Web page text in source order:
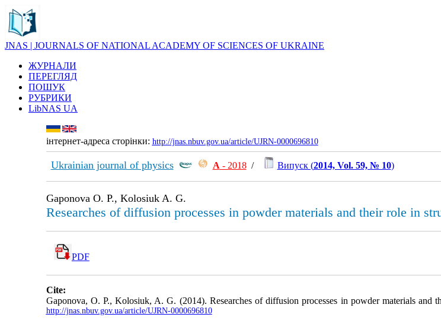
JNAS | JOURNALS OF NATIONAL ACADEMY OF SCIENCES OF UKRAINE
ЖУРНАЛИ
ПЕРЕГЛЯД
ПОШУК
РУБРИКИ
LibNAS UA
інтернет-адреса сторінки: http://jnas.nbuv.gov.ua/article/UJRN-0000696810
Ukrainian journal of physics А - 2018/ Випуск (2014, Vol. 59, № 10)
Gaponova O. P., Kolosiuk A. G.
Researches of diffusion processes in powder materials and their role in
PDF
Cite:
Gaponova, O. P., Kolosiuk, A. G. (2014). Researches of diffusion processes in powder materials and
http://jnas.nbuv.gov.ua/article/UJRN-0000696810